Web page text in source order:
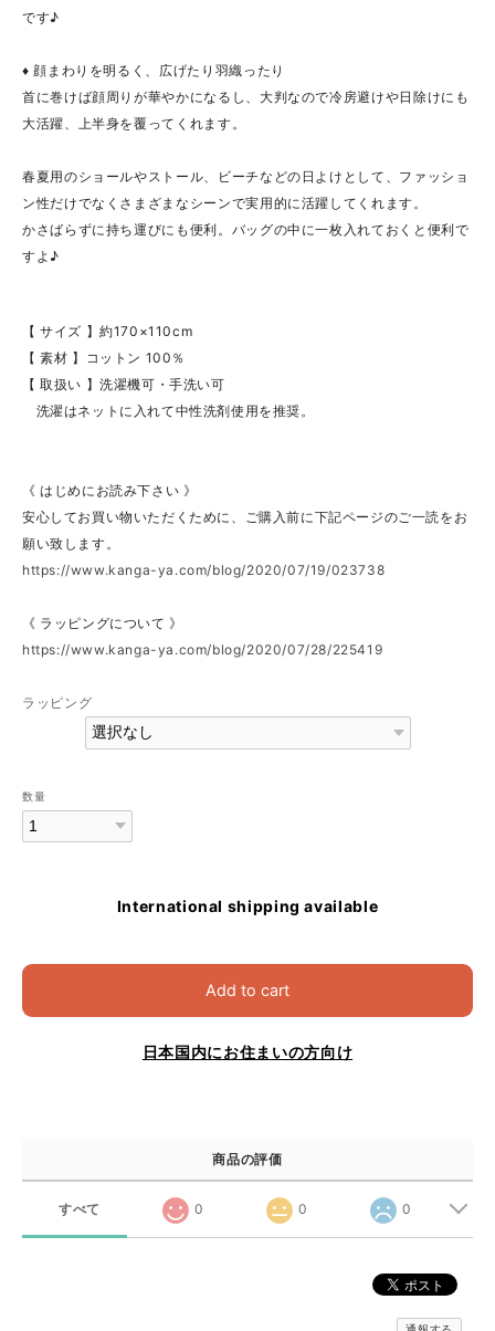
です♪
♦ 顔まわりを明るく、広げたり羽織ったり
首に巻けば顔周りが華やかになるし、大判なので冷房避けや日除けにも
大活躍、上半身を覆ってくれます。
春夏用のショールやストール、ビーチなどの日よけとして、ファッショ
ン性だけでなくさまざまなシーンで実用的に活躍してくれます。
かさばらずに持ち運びにも便利。バッグの中に一枚入れておくと便利で
すよ♪
【 サイズ 】約170×110cm
【 素材 】コットン 100％
【 取扱い 】洗濯機可・手洗い可
洗濯はネットに入れて中性洗剤使用を推奨。
《 はじめにお読み下さい 》
安心してお買い物いただくために、ご購入前に下記ページのご一読をお
願い致します。
https://www.kanga-ya.com/blog/2020/07/19/023738
《 ラッピングについて 》
https://www.kanga-ya.com/blog/2020/07/28/225419
ラッピング
数量
International shipping available
Add to cart
日本国内にお住まいの方向け
商品の評価
すべて 0 0 0